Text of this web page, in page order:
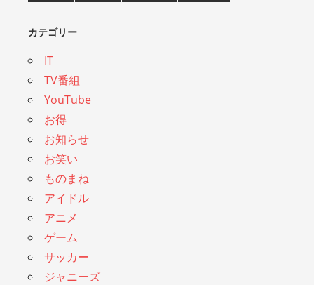
カテゴリー
IT
TV番組
YouTube
お得
お知らせ
お笑い
ものまね
アイドル
アニメ
ゲーム
サッカー
ジャニーズ